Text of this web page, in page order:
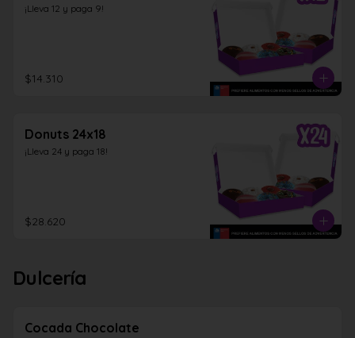
¡Lleva 12 y paga 9!
$14.310
Donuts 24x18
¡Lleva 24 y paga 18!
$28.620
Dulcería
Cocada Chocolate